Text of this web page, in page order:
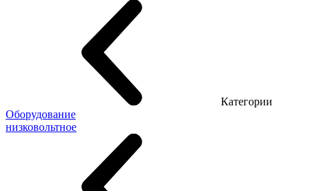
Категории
Оборудование
низковольтное